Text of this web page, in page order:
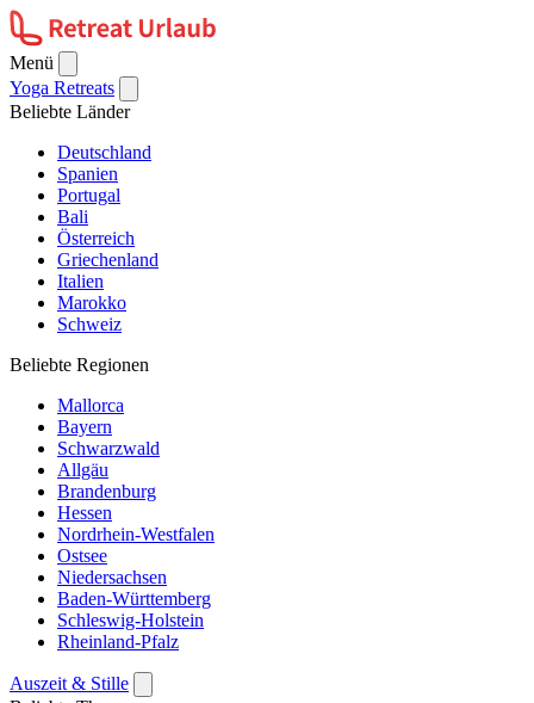
Menü
Yoga Retreats
Beliebte Länder
Deutschland
Spanien
Portugal
Bali
Österreich
Griechenland
Italien
Marokko
Schweiz
Beliebte Regionen
Mallorca
Bayern
Schwarzwald
Allgäu
Brandenburg
Hessen
Nordrhein-Westfalen
Ostsee
Niedersachsen
Baden-Württemberg
Schleswig-Holstein
Rheinland-Pfalz
Auszeit & Stille